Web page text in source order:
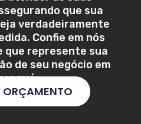
que sua
verdadeiramente
Confie em nós
que represente sua
de seu negócio em
.
ORÇAMENTO